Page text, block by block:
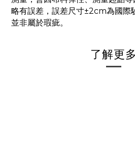
略有誤差，誤差尺寸±2cm為國際
並非屬於瑕疵。
了解更多